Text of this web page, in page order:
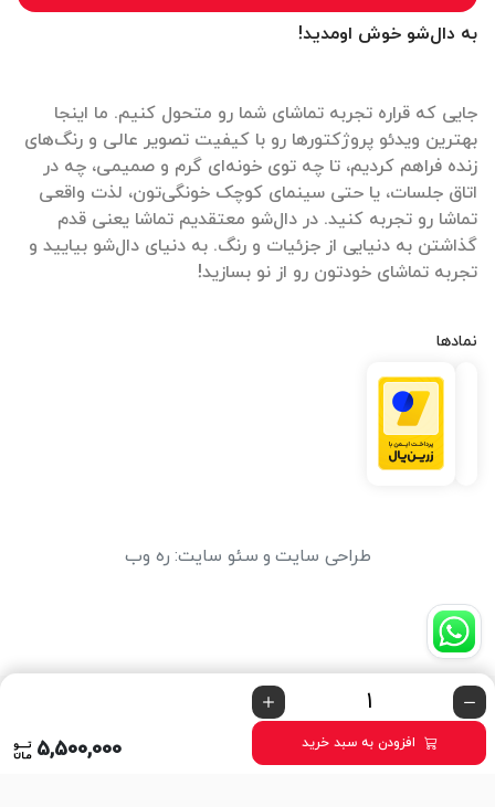
افزودن به سبد خرید 5,500,000
به دال‌شو خوش اومدید!
جایی که قراره تجربه تماشای شما رو متحول کنیم. ما اینجا
بهترین ویدئو پروژکتورها رو با کیفیت تصویر عالی و رنگ‌های
زنده فراهم کردیم، تا چه توی خونه‌ای گرم و صمیمی، چه در
اتاق جلسات، یا حتی سینمای کوچک خونگی‌تون، لذت واقعی
تماشا رو تجربه کنید. در دال‌شو معتقدیم تماشا یعنی قدم
گذاشتن به دنیایی از جزئیات و رنگ. به دنیای دال‌شو بیایید و
تجربه تماشای خودتون رو از نو بسازید!
نمادها
طراحی سایت و سئو سایت: ره وب